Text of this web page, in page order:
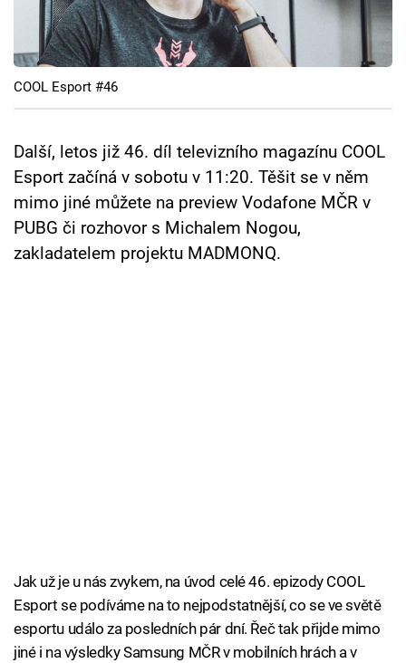
Cool Esport
Pořady
TV Program
Sledujte prima+
Přihlášení
COOL Esport #46
Další, letos již 46. díl televizního magazínu COOL
Esport začíná v sobotu v 11:20. Těšit se v něm
mimo jiné můžete na preview Vodafone MČR v
PUBG či rozhovor s Michalem Nogou,
zakladatelem projektu MADMONQ.
Jak už je u nás zvykem, na úvod celé 46. epizody COOL
Esport se podíváme na to nejpodstatnější, co se ve světě
esportu událo za posledních pár dní. Řeč tak přijde mimo
jiné i na výsledky Samsung MČR v mobilních hrách a v